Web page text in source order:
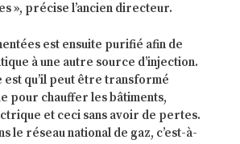
», précise l’ancien directeur.
est ensuite purifié afin de
à une autre source d’injection.
est qu’il peut être transformé
pour chauffer les bâtiments,
et ceci sans avoir de pertes.
le réseau national de gaz, c’est-à-